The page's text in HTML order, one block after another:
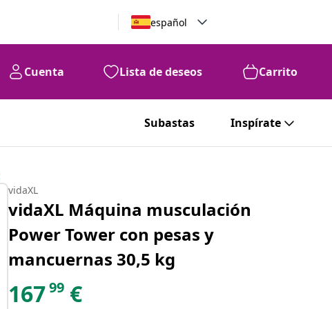
español
Cuenta Lista de deseos Carrito
Subastas Inspírate
vidaXL
vidaXL Máquina musculación
Power Tower con pesas y
mancuernas 30,5 kg
16799 €